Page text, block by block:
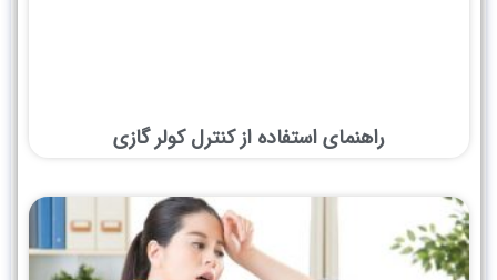
راهنمای استفاده از کنترل کولر گازی